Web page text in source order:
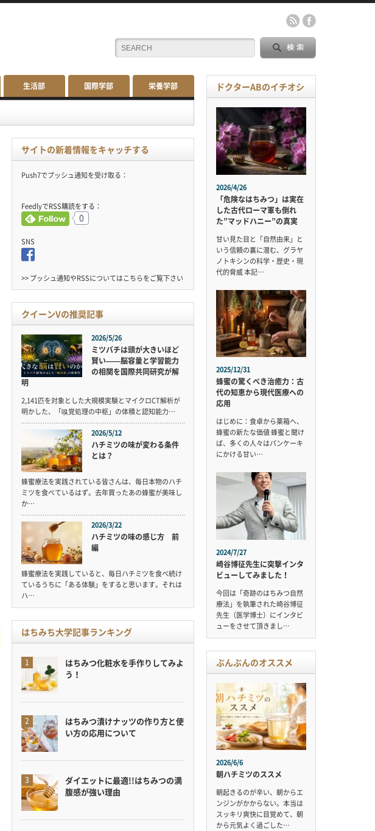
生活部 国際学部 栄養学部
サイトの新着情報をキャッチする
Push7でプッシュ通知を受け取る：
FeedlyでRSS購読をする：
0
SNS
>> プッシュ通知やRSSについてはこちらをご覧下さい
クイーンVの推奨記事
2026/5/26
ミツバチは頭が大きいほど
賢い——脳容量と学習能力
の相関を国際共同研究が解
明
2,141匹を対象とした大規模実験とマイクロCT解析が
明かした、「嗅覚処理の中枢」の体積と認知能力…
2026/5/12
ハチミツの味が変わる条件
とは？
蜂蜜療法を実践されている皆さんは、毎日本物のハチ
ミツを食べているはず。去年買ったあの蜂蜜が美味し
か…
2026/3/22
ハチミツの味の感じ方 前
編
蜂蜜療法を実践していると、毎日ハチミツを食べ続け
ているうちに「ある体験」をすると思います。それは
ハ…
はちみち大学記事ランキング
はちみつ化粧水を手作りしてみよ
う！
はちみつ漬けナッツの作り方と使
い方の応用について
ダイエットに最適!!はちみつの満
腹感が強い理由
ドクターABのイチオシ
2026/4/26
「危険なはちみつ」は実在
した古代ローマ軍も倒れ
た”マッドハニー”の真実
甘い見た目と「自然由来」と
いう信頼の裏に潜む、グラヤ
ノトキシンの科学・歴史・現
代的脅威 本記…
2025/12/31
蜂蜜の驚くべき治癒力：古
代の知恵から現代医療への
応用
はじめに：食卓から薬箱へ、
蜂蜜の新たな価値 蜂蜜と聞け
ば、多くの人々はパンケーキ
にかける甘い…
2024/7/27
崎谷博征先生に突撃インタ
ビューしてみました！
今回は「奇跡のはちみつ自然
療法」を執筆された崎谷博征
先生（医学博士）にインタビ
ューをさせて頂きまし…
ぶんぶんのオススメ
2026/6/6
朝ハチミツのススメ
朝起きるのが辛い、朝からエ
ンジンがかからない。本当は
スッキリ爽快に目覚めて、朝
から元気よく過ごした…